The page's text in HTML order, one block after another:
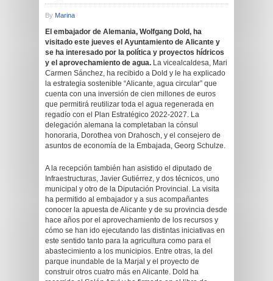
By Marina
El embajador de Alemania, Wolfgang Dold, ha
visitado este jueves el Ayuntamiento de Alicante y
se ha interesado por la política y proyectos hídricos
y el aprovechamiento de agua. La vicealcaldesa, Mari
Carmen Sánchez, ha recibido a Dold y le ha explicado
la estrategia sostenible “Alicante, agua circular” que
cuenta con una inversión de cien millones de euros
que permitirá reutilizar toda el agua regenerada en
regadío con el Plan Estratégico 2022-2027. La
delegación alemana la completaban la cónsul
honoraria, Dorothea von Drahosch, y el consejero de
asuntos de economía de la Embajada, Georg Schulze.
A la recepción también han asistido el diputado de
Infraestructuras, Javier Gutiérrez, y dos técnicos, uno
municipal y otro de la Diputación Provincial. La visita
ha permitido al embajador y a sus acompañantes
conocer la apuesta de Alicante y de su provincia desde
hace años por el aprovechamiento de los recursos y
cómo se han ido ejecutando las distintas iniciativas en
este sentido tanto para la agricultura como para el
abastecimiento a los municipios. Entre otras, la del
parque inundable de la Marjal y el proyecto de
construir otros cuatro más en Alicante. Dold ha